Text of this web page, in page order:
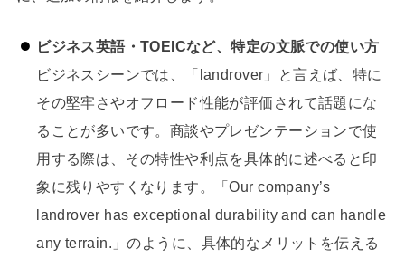
ビジネス英語・TOEICなど、特定の文脈での使い方
ビジネスシーンでは、「landrover」と言えば、特に
その堅牢さやオフロード性能が評価されて話題にな
ることが多いです。商談やプレゼンテーションで使
用する際は、その特性や利点を具体的に述べると印
象に残りやすくなります。「Our company’s
landrover has exceptional durability and can handle
any terrain.」のように、具体的なメリットを伝える